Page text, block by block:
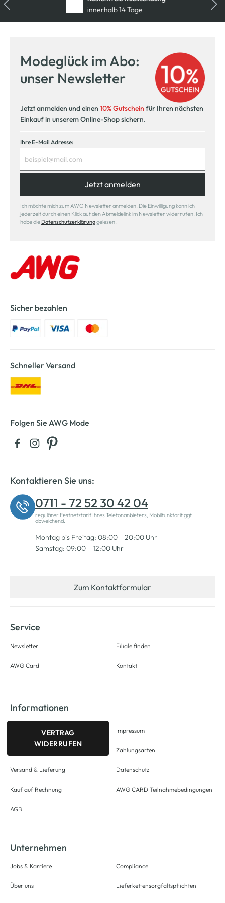
innerhalb 14 Tage
Modeglück im Abo:
unser Newsletter
Jetzt anmelden und einen 10% Gutschein für Ihren nächsten
Einkauf in unserem Online-Shop sichern.
Ihre E-Mail Adresse:
Jetzt anmelden
Ich möchte mich zum AWG Newsletter anmelden. Die Einwilligung kann ich
jederzeit durch einen Klick auf den Abmeldelink im Newsletter widerrufen. Ich
habe die Datenschutzerklärunggelesen.
Sicher bezahlen
Schneller Versand
Folgen Sie AWG Mode
Kontaktieren Sie uns:
0711 - 72 52 30 42 04
regulärer Festnetztarif Ihres Telefonanbieters, Mobilfunktarif ggf.
abweichend.
Montag bis Freitag: 08:00 – 20:00 Uhr
Samstag: 09:00 – 12:00 Uhr
Zum Kontaktformular
Service
Newsletter
AWG Card
Filiale finden
Kontakt
Informationen
VERTRAG
WIDERRUFEN
Versand & Lieferung
Kauf auf Rechnung
AGB
Impressum
Zahlungsarten
Datenschutz
AWG CARD Teilnahmebedingungen
Unternehmen
Jobs & Karriere
Über uns
Compliance
Lieferkettensorgfaltspflichten